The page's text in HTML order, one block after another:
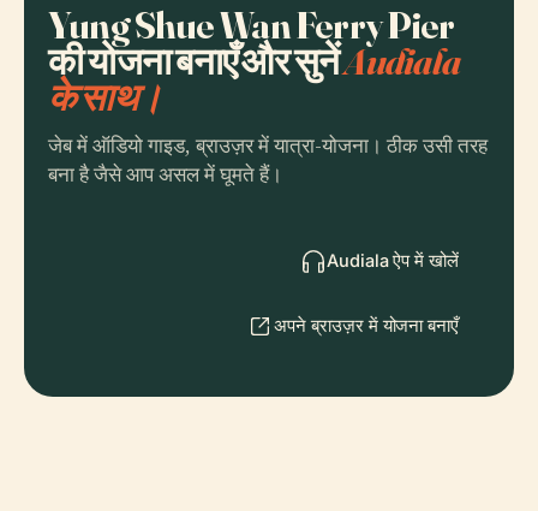
Yung Shue Wan Ferry Pier
की योजना बनाएँ और सुनेंAudiala
के साथ।
जेब में ऑडियो गाइड, ब्राउज़र में यात्रा-योजना। ठीक उसी तरह
बना है जैसे आप असल में घूमते हैं।
Audiala ऐप में खोलें
अपने ब्राउज़र में योजना बनाएँ